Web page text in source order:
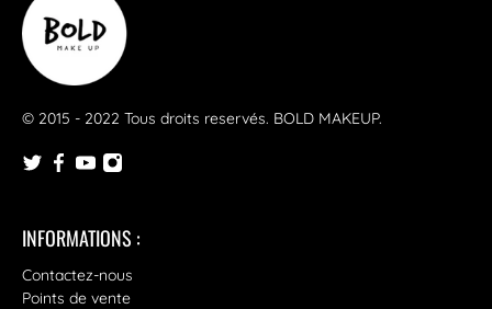
© 2015 - 2022 Tous droits reservés. BOLD MAKEUP.
INFORMATIONS :
Contactez-nous
Points de vente